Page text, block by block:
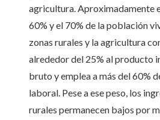
agricultura. Aproximadamente
60% y el 70% de la población
zonas rurales y la agricultura
alrededor del 25% al producto
bruto y emplea a más del 60%
laboral. Pese a ese peso, los
rurales permanecen bajos por